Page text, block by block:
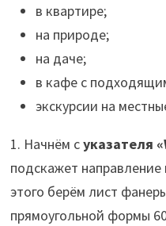
в квартире;
на природе;
на даче;
в кафе с
экскурсии на
1. Начнём суказателя
подскажет
этого берём лист
прямоугольной формы